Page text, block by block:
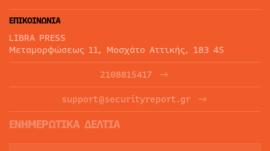
ΕΠΙΚΟΙΝΩΝΙΑ
LIBRA PRESS
Μεταμορφώσεως 11, Μοσχάτο Αττικής, 183 45
2108815417
support@securityreport.gr
ΕΝΗΜΕΡΩΤΙΚΑ ΔΕΛΤΙΑ